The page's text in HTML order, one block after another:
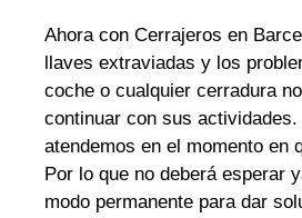
Ahora con Cerrajeros en
llaves extraviadas y los
coche o cualquier cerradura
continuar con sus actividades.
atendemos en el momento en
Por lo que no deberá esperar
modo permanente para dar